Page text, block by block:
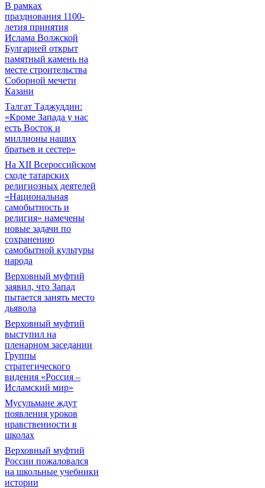
В рамках
празднования 1100-
летия принятия
Ислама Волжской
Булгарией открыт
памятный камень на
месте строительства
Соборной мечети
Казани
Талгат Таджуддин:
«Кроме Запада у нас
есть Восток и
миллионы наших
братьев и сестер»
На XII Всероссийском
сходе татарских
религиозных деятелей
«Национальная
самобытность и
религия» намечены
новые задачи по
сохранению
самобытной культуры
народа
Верховный муфтий
заявил, что Запад
пытается занять место
дьявола
Верховный муфтий
выступил на
пленарном заседании
Группы
стратегического
видения «Россия –
Исламский мир»
Мусульмане ждут
появления уроков
нравственности в
школах
Верховный муфтий
России пожаловался
на школьные учебники
истории